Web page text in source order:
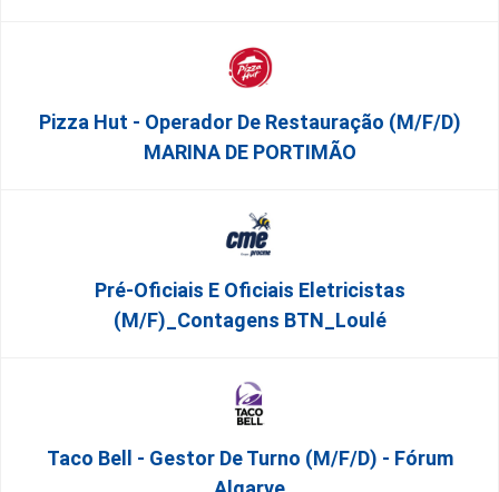
Pizza Hut - Operador De Restauração (m/f/d)
MARINA DE PORTIMÃO
Pré-Oficiais E Oficiais Eletricistas
(m/f)_Contagens BTN_Loulé
Taco Bell - Gestor De Turno (m/f/d) - Fórum